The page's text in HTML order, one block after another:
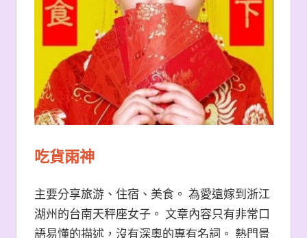
吃貨雨神
主要分享旅游、住宿、美食。 為愛遠嫁到浙江
湖州的台南天秤座女子。 文章內容只有非常口
語易懂的描述，沒有深奧的專有名詞。 熱門景